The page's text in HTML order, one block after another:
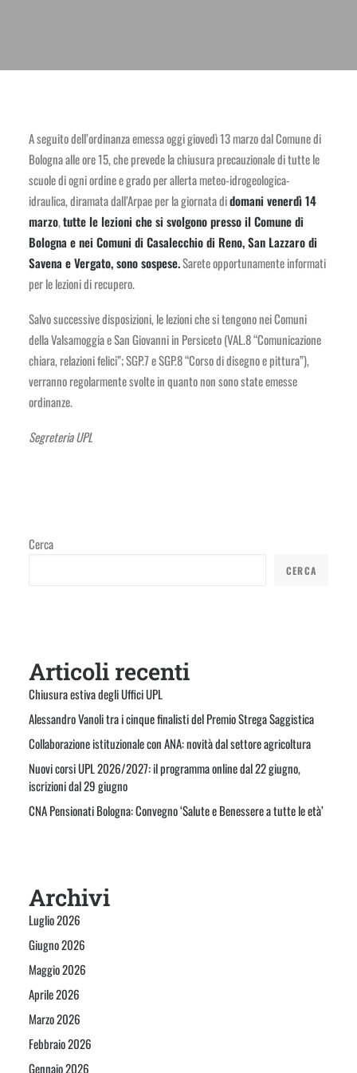
A seguito dell’ordinanza emessa oggi giovedì 13 marzo dal Comune di
Bologna alle ore 15, che prevede la chiusura precauzionale di tutte le
scuole di ogni ordine e grado per allerta meteo-idrogeologica-
idraulica, diramata dall’Arpae per la giornata didomani venerdì 14
marzo,tutte le lezioni che si svolgono presso il Comune di
Bologna e nei Comuni di Casalecchio di Reno, San Lazzaro di
Savena e Vergato, sono sospese.Sarete opportunamente informati
per le lezioni di recupero.
Salvo successive disposizioni, le lezioni che si tengono nei Comuni
della Valsamoggia e San Giovanni in Persiceto (VAL.8 “Comunicazione
chiara, relazioni felici”; SGP.7 e SGP.8 “Corso di disegno e pittura”),
verranno regolarmente svolte in quanto non sono state emesse
ordinanze.
Segreteria UPL
Cerca
CERCA
Articoli recenti
Chiusura estiva degli Uffici UPL
Alessandro Vanoli tra i cinque finalisti del Premio Strega Saggistica
Collaborazione istituzionale con ANA: novità dal settore agricoltura
Nuovi corsi UPL 2026/2027: il programma online dal 22 giugno,
iscrizioni dal 29 giugno
CNA Pensionati Bologna: Convegno ‘Salute e Benessere a tutte le età’
Archivi
Luglio 2026
Giugno 2026
Maggio 2026
Aprile 2026
Marzo 2026
Febbraio 2026
Gennaio 2026